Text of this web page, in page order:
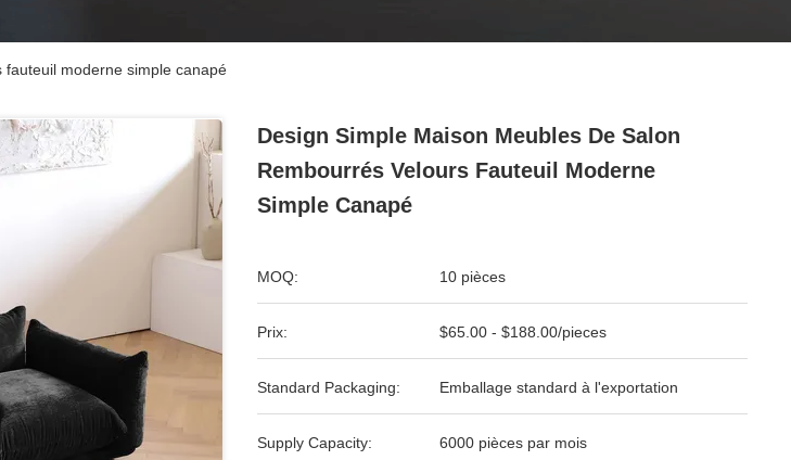
moderne simple canapé
Design Simple Maison Meubles De Salon
Rembourrés Velours Fauteuil Moderne
Simple Canapé
MOQ: 10 pièces
Prix: $65.00 - $188.00/pieces
Standard Packaging: Emballage standard à l'exportation
Supply Capacity: 6000 pièces par mois